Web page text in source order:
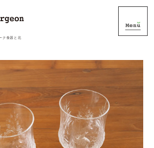
ク食器と北